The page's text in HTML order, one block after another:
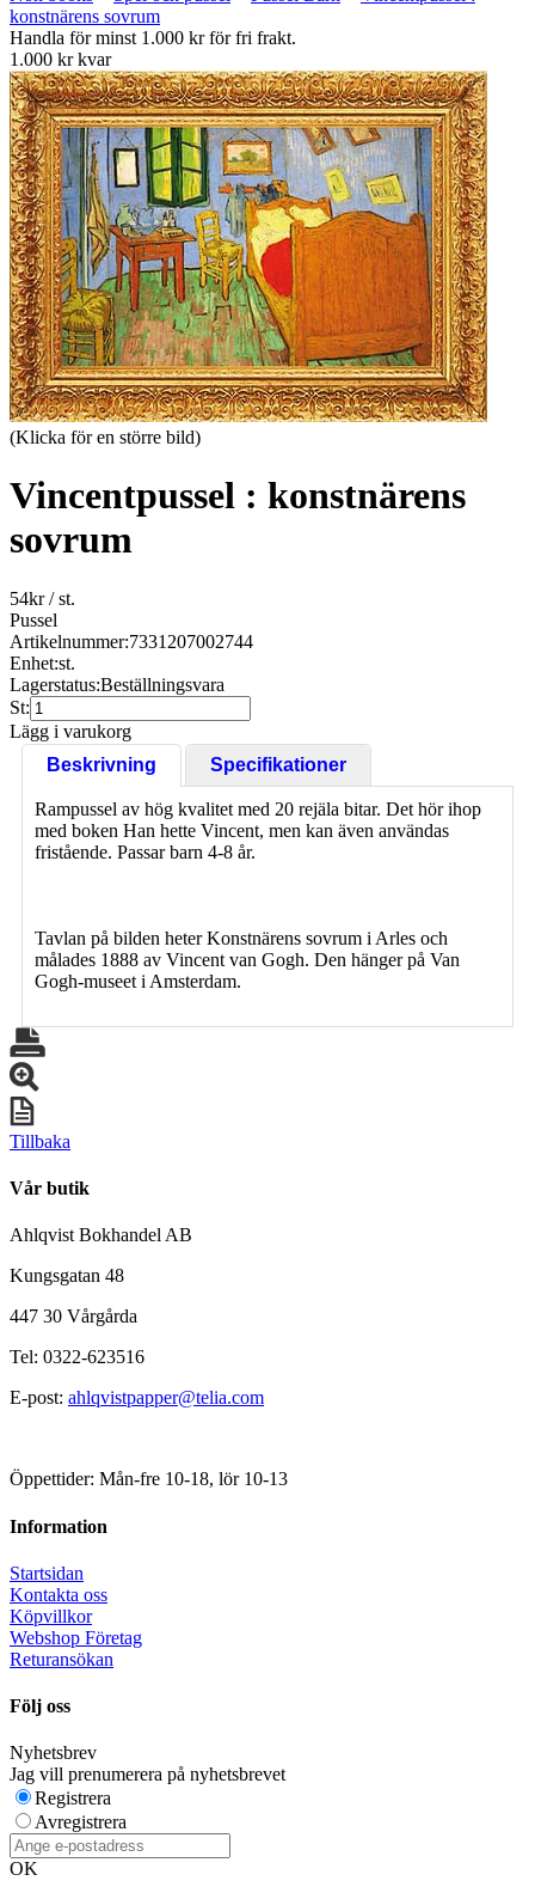
konstnärens sovrum
Handla för minst 1.000 kr för fri frakt.
1.000 kr kvar
(Klicka för en större bild)
Vincentpussel : konstnärens
sovrum
54kr/ st.
Pussel
Artikelnummer:7331207002744
Enhet:st.
Lagerstatus:Beställningsvara
St:
Lägg i varukorg
Beskrivning
Specifikationer
Rampussel av hög kvalitet med 20 rejäla bitar. Det hör ihop
med boken Han hette Vincent, men kan även användas
fristående. Passar barn 4-8 år.
Tavlan på bilden heter Konstnärens sovrum i Arles och
målades 1888 av Vincent van Gogh. Den hänger på Van
Gogh-museet i Amsterdam.
Tillbaka
Vår butik
Ahlqvist Bokhandel AB
Kungsgatan 48
447 30 Vårgårda
Tel: 0322-623516
E-post: ahlqvistpapper@telia.com
Öppettider: Mån-fre 10-18, lör 10-13
Information
Startsidan
Kontakta oss
Köpvillkor
Webshop Företag
Returansökan
Följ oss
Nyhetsbrev
Jag vill prenumerera på nyhetsbrevet
Registrera
Avregistrera
OK